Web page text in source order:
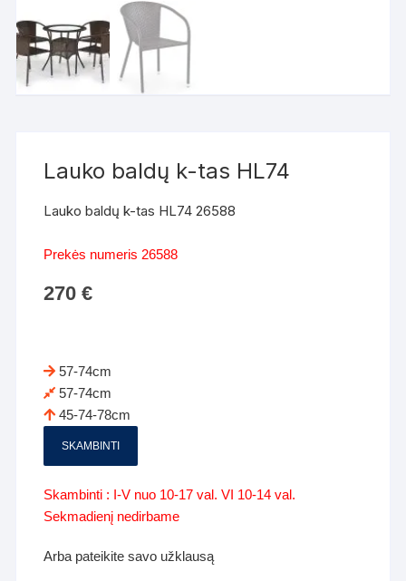
Lauko baldų k-tas HL74
Lauko baldų k-tas HL74 26588
Prekės numeris 26588
270€
57-74cm
57-74cm
45-74-78cm
SKAMBINTI
Skambinti : I-V nuo 10-17 val. VI 10-14 val.
Sekmadienį nedirbame
Arba pateikite savo užklausą